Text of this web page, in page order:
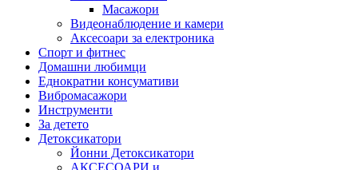
Масажори
Видеонаблюдение и камери
Аксесоари за електроника
Спорт и фитнес
Домашни любимци
Еднократни консумативи
Вибромасажори
Инструменти
За детето
Детоксикатори
Йонни Детоксикатори
АКСЕСОАРИ и